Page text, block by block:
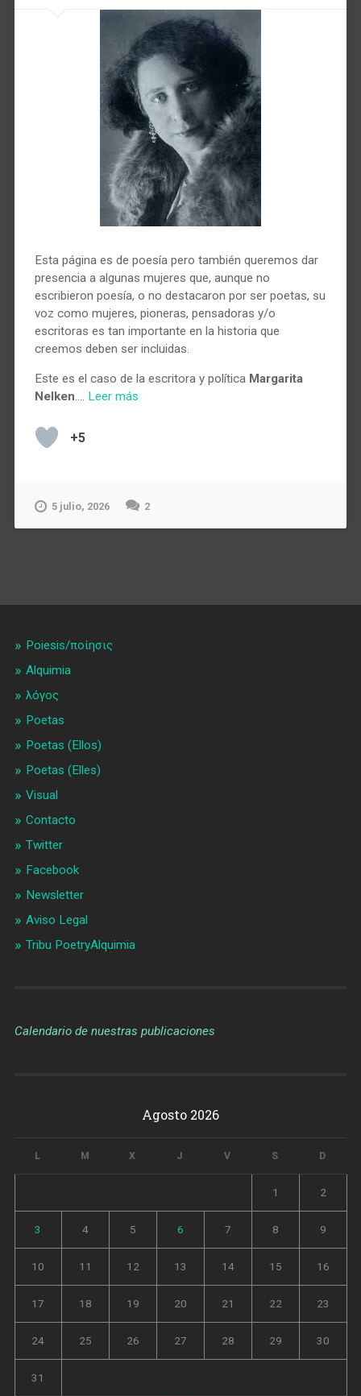
Esta página es de poesía pero también queremos dar
presencia a algunas mujeres que, aunque no
escribieron poesía, o no destacaron por ser poetas, su
voz como mujeres, pioneras, pensadoras y/o
escritoras es tan importante en la historia que
creemos deben ser incluidas.
Este es el caso de la escritora y política Margarita
Nelken.… Leer más
+5
5 julio, 2026 2
Poiesis/ποίησις
Alquimia
λóγος
Poetas
Poetas (Ellos)
Poetas (Elles)
Visual
Contacto
Twitter
Facebook
Newsletter
Aviso Legal
Tribu PoetryAlquimia
Calendario de nuestras publicaciones
Agosto 2026
L M X J V S D
1 2
3 4 5 6 7 8 9
10 11 12 13 14 15 16
17 18 19 20 21 22 23
24 25 26 27 28 29 30
31